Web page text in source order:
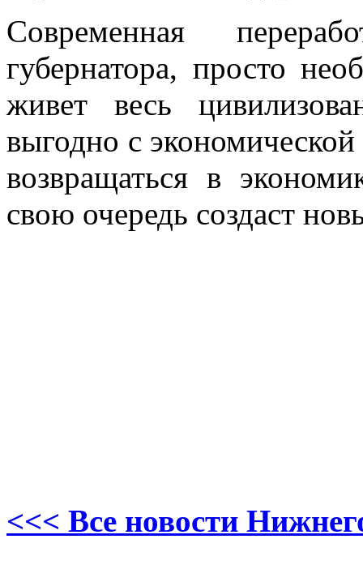
Современная
губернатора, просто
живет весь
выгодно с
возвращаться в
свою очередь создаст
<<< Все новости